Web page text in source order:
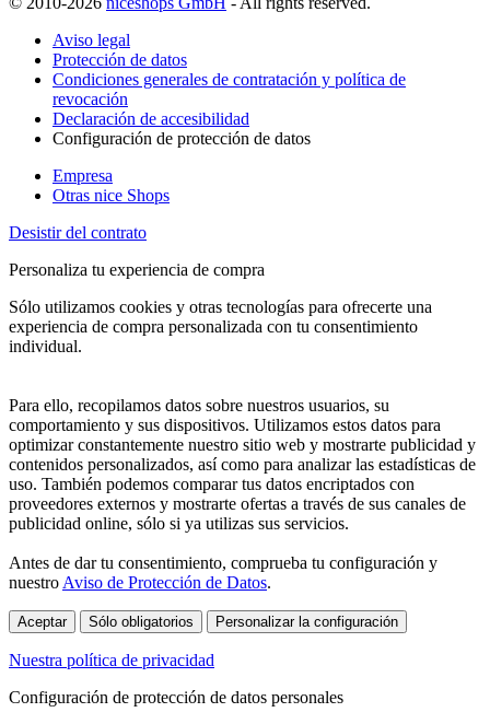
Aviso legal
Protección de datos
Condiciones generales de contratación y política de
revocación
Declaración de accesibilidad
Configuración de protección de datos
Empresa
Otras nice Shops
Desistir del contrato
Personaliza tu experiencia de compra
Sólo utilizamos cookies y otras tecnologías para ofrecerte una
experiencia de compra personalizada con tu consentimiento
individual.
Para ello, recopilamos datos sobre nuestros usuarios, su
comportamiento y sus dispositivos. Utilizamos estos datos para
optimizar constantemente nuestro sitio web y mostrarte publicidad y
contenidos personalizados, así como para analizar las estadísticas de
uso. También podemos comparar tus datos encriptados con
proveedores externos y mostrarte ofertas a través de sus canales de
publicidad online, sólo si ya utilizas sus servicios.
Antes de dar tu consentimiento, comprueba tu configuración y
nuestro Aviso de Protección de Datos.
Aceptar Sólo obligatorios Personalizar la configuración
Nuestra política de privacidad
Configuración de protección de datos personales